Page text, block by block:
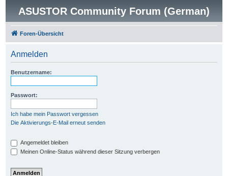
ASUSTOR Community Forum (German)
Foren-Übersicht
Anmelden
Benutzername:
Passwort:
Ich habe mein Passwort vergessen
Die Aktivierungs-E-Mail erneut senden
Angemeldet bleiben
Meinen Online-Status während dieser Sitzung verbergen